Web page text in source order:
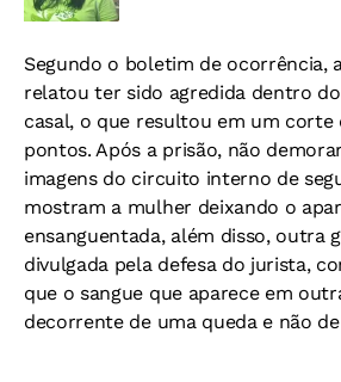
Segundo o boletim de ocorrência,
relatou ter sido agredida dentro
casal, o que resultou em um corte
pontos. Após a prisão, não
imagens do circuito interno de
mostram a mulher deixando o
ensanguentada, além disso, outra
divulgada pela defesa do jurista,
que o sangue que aparece em
decorrente de uma queda e não de